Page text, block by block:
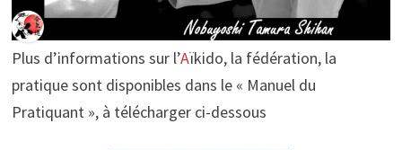
Plus d’informations sur l’Aïkido, la fédération, la
pratique sont disponibles dans le « Manuel du
Pratiquant », à télécharger ci-dessous